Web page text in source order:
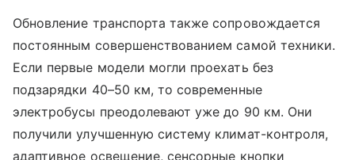
Обновление транспорта также сопровождается
постоянным совершенствованием самой техники.
Если первые модели могли проехать без
подзарядки 40–50 км, то современные
электробусы преодолевают уже до 90 км. Они
получили улучшенную систему климат-контроля,
адаптивное освещение, сенсорные кнопки